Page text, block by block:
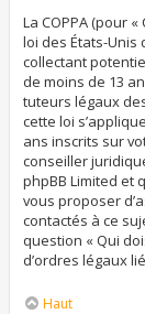
La COPPA (pour
loi des États-Unis
collectant
de moins de 13
tuteurs légaux
cette loi
ans inscrits sur
conseiller
phpBB Limited et
vous proposer
contactés à ce
question « Qui
d’ordres légaux
Haut